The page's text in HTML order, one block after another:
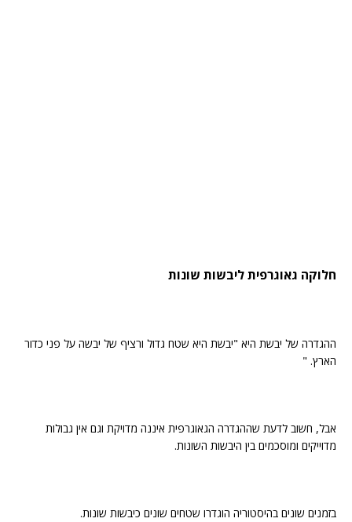
חלוקה גאוגרפית ליבשות שונות
ההגדרה של יבשת היא "יבשת היא שטח גדול ורציף של יבשה על פני כדור
הארץ. "
אבל, חשוב לדעת שההגדרה הגאוגרפית איננה מדויקת וגם אין גבולות
מדוייקים ומוסכמים בין היבשות השונות.
בזמנים שונים בהיסטוריה הוגדרו שטחים שונים כיבשות שונות.